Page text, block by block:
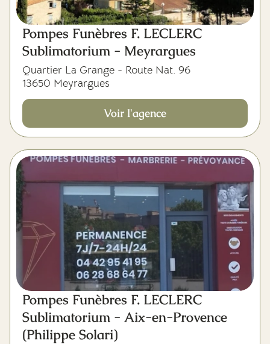
Pompes Funèbres F. LECLERC
Sublimatorium - Meyrargues
Quartier La Grange - Route Nat. 96
13650 Meyrargues
Voir l'agence
Pompes Funèbres F. LECLERC
Sublimatorium - Aix-en-Provence
(Philippe Solari)